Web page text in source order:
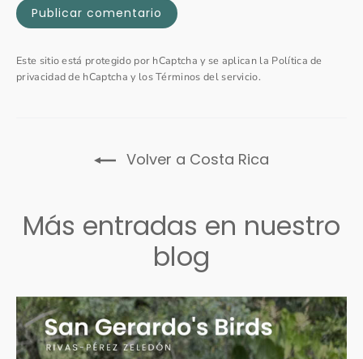
Publicar
comentario
Este sitio está protegido por hCaptcha y se aplican la Política de
privacidad de hCaptchay losTérminos del servicio.
Volver a Costa Rica
Más entradas en nuestro
blog